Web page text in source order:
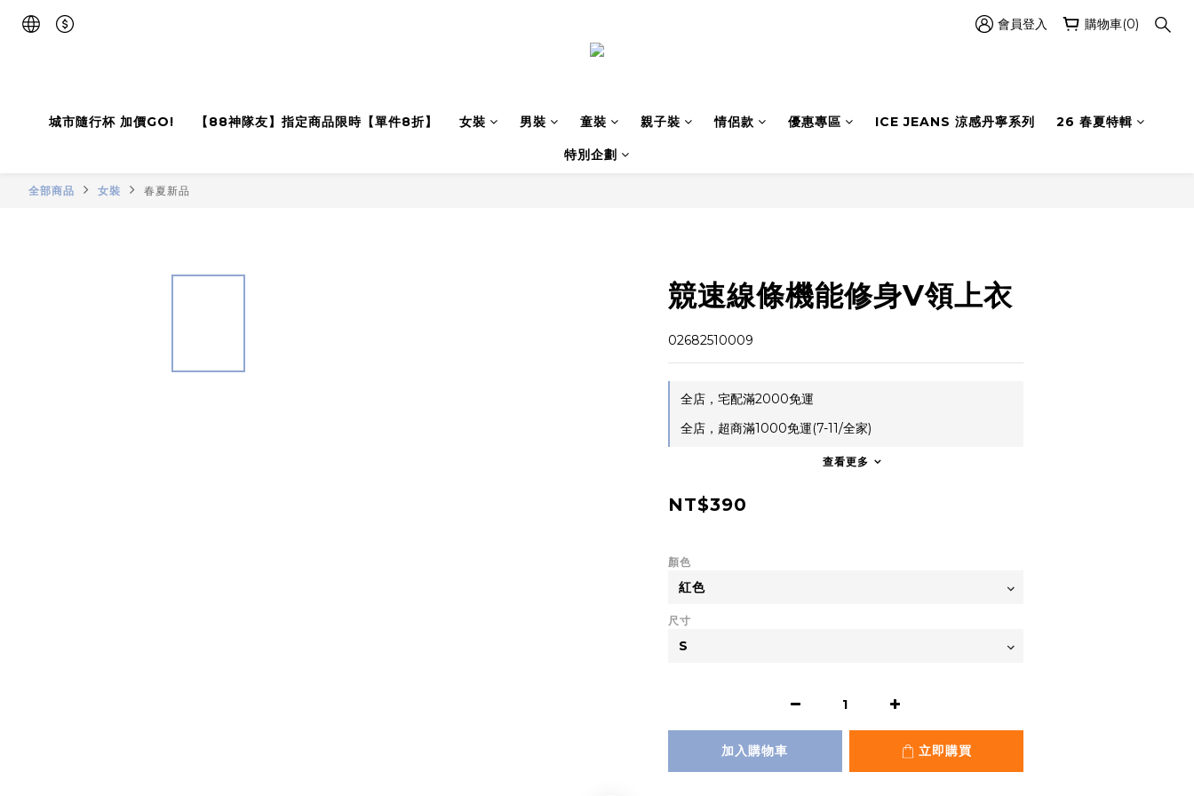
會員登入 購物車(0)
城市隨行杯 加價GO! 【88神隊友】指定商品限時【單件8折】 女裝 男裝 童裝 親子裝 情侶款 優惠專區 ICE JEANS 涼感丹寧系列 26 春夏特輯
特別企劃
全部商品 女裝 春夏新品
競速線條機能修身V領上衣
02682510009
全店，宅配滿2000免運
全店，超商滿1000免運(7-11/全家)
查看更多
NT$390
顏色
尺寸
加入購物車 立即購買